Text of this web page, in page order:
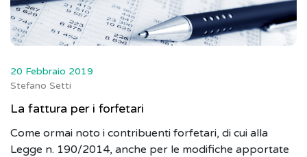
20 Febbraio 2019
Stefano Setti
La fattura per i forfetari
Come ormai noto i contribuenti forfetari, di cui alla
Legge n. 190/2014, anche per le modifiche apportate